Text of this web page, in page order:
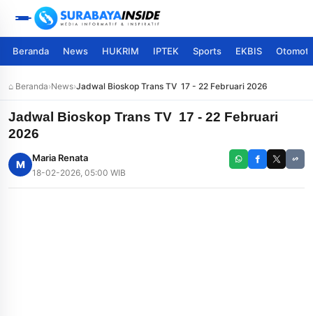
Beranda News HUKRIM IPTEK Sports EKBIS
⌂ Beranda›News›Jadwal Bioskop Trans TV 17 - 22 Februari 2026
Jadwal Bioskop Trans TV 17 - 22 Februari
2026
M
Maria Renata
18-02-2026, 05:00 WIB